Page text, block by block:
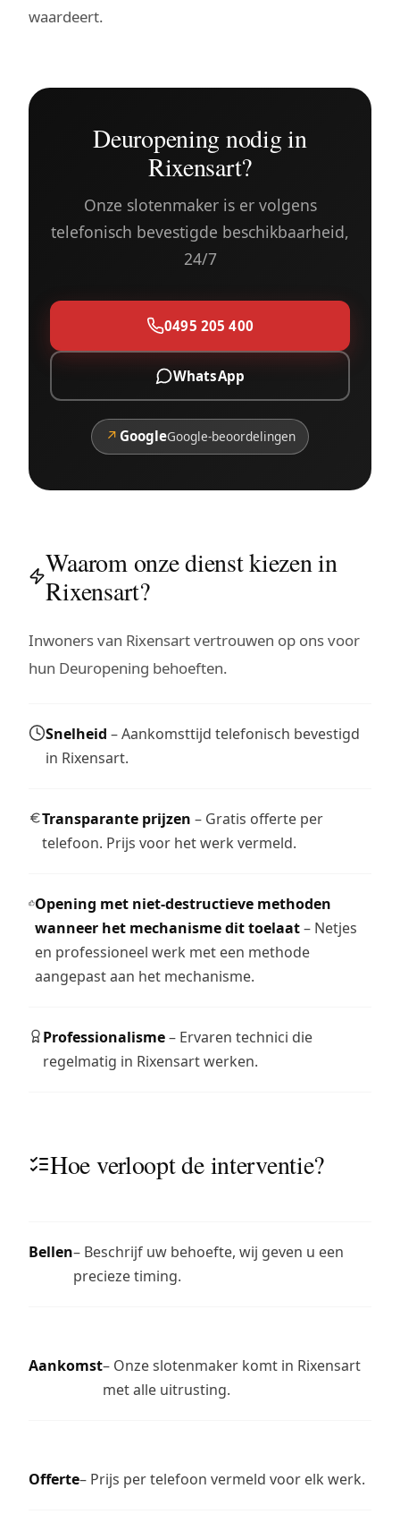
waardeert.
Deuropening nodig in
Rixensart?
Onze slotenmaker is er volgens
telefonisch bevestigde beschikbaarheid,
24/7
0495 205 400
WhatsApp
↗ GoogleGoogle-beoordelingen
Waarom onze dienst kiezen in
Rixensart?
Inwoners van Rixensart vertrouwen op ons voor
hun Deuropening behoeften.
Snelheid – Aankomsttijd telefonisch bevestigd
in Rixensart.
Transparante prijzen – Gratis offerte per
telefoon. Prijs voor het werk vermeld.
Opening met niet-destructieve methoden
wanneer het mechanisme dit toelaat– Netjes
en professioneel werk met een methode
aangepast aan het mechanisme.
Professionalisme– Ervaren technici die
regelmatig in Rixensart werken.
Hoe verloopt de interventie?
Bellen– Beschrijf uw behoefte, wij geven u een
precieze timing.
Aankomst– Onze slotenmaker komt in Rixensart
met alle uitrusting.
Offerte– Prijs per telefoon vermeld voor elk werk.